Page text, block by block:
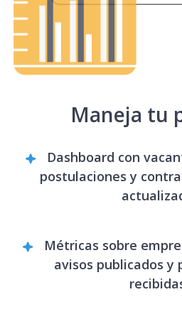
Maneja tu
Dashboard con
postulaciones y
Métricas sobre
avisos publicados y